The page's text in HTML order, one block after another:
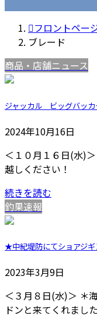
フロントペー
ブレード
商品・店舗ニュース
ジャッカル ビッグバッカ
2024年10月16日
＜１０月１６日(水)
越しください！
続きを読む
釣果速報
★中紀堤防にてショアジギ
2023年3月9日
＜３月８日(水)＞ ＊
ドンと来てくれまし